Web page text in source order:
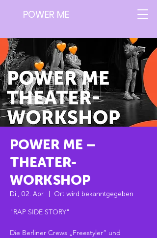
POWER ME
POWER ME –
THEATER-
WORKSHOP
Di., 02. Apr. Ort wird bekanntgegeben
"RAP SIDE STORY"
Die Berliner Crews „Freestyler“ und